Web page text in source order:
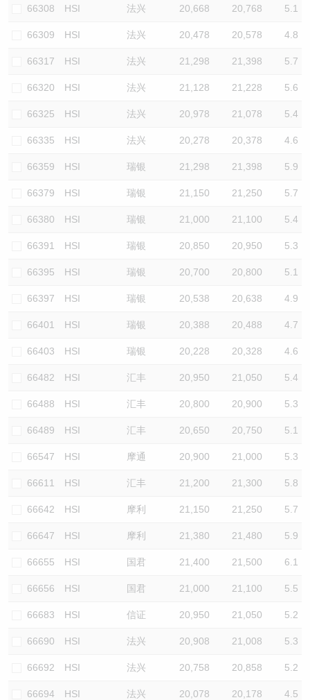
66308 HSI 法兴 20,668 20,768 5.1
66309 HSI 法兴 20,478 20,578 4.8
66317 HSI 法兴 21,298 21,398 5.7
66320 HSI 法兴 21,128 21,228 5.6
66325 HSI 法兴 20,978 21,078 5.4
66335 HSI 法兴 20,278 20,378 4.6
66359 HSI 瑞银 21,298 21,398 5.9
66379 HSI 瑞银 21,150 21,250 5.7
66380 HSI 瑞银 21,000 21,100 5.4
66391 HSI 瑞银 20,850 20,950 5.3
66395 HSI 瑞银 20,700 20,800 5.1
66397 HSI 瑞银 20,538 20,638 4.9
66401 HSI 瑞银 20,388 20,488 4.7
66403 HSI 瑞银 20,228 20,328 4.6
66482 HSI 汇丰 20,950 21,050 5.4
66488 HSI 汇丰 20,800 20,900 5.3
66489 HSI 汇丰 20,650 20,750 5.1
66547 HSI 摩通 20,900 21,000 5.3
66611 HSI 汇丰 21,200 21,300 5.8
66642 HSI 摩利 21,150 21,250 5.7
66647 HSI 摩利 21,380 21,480 5.9
66655 HSI 国君 21,400 21,500 6.1
66656 HSI 国君 21,000 21,100 5.5
66683 HSI 信证 20,950 21,050 5.2
66690 HSI 法兴 20,908 21,008 5.3
66692 HSI 法兴 20,758 20,858 5.2
66694 HSI 法兴 20,078 20,178 4.5